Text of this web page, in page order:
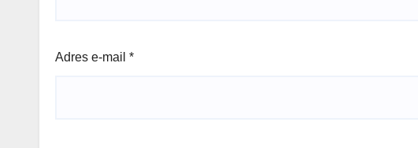
Adres e-mail *